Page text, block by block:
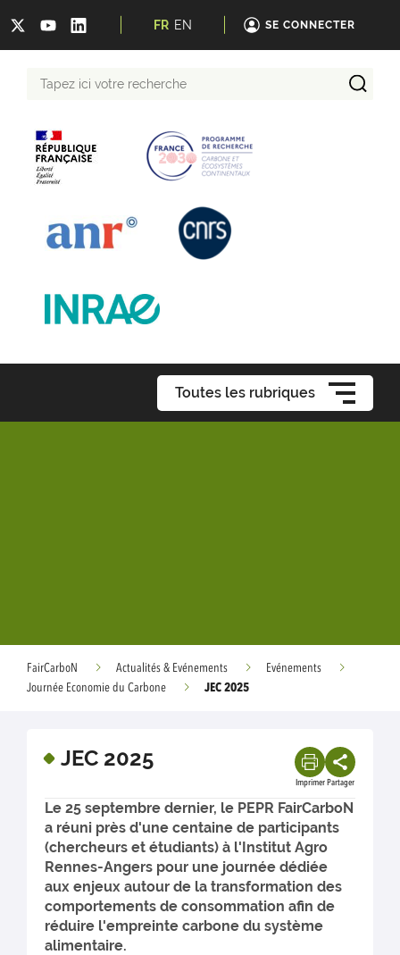
FR EN SE CONNECTER
recherche
Toutes les rubriques
FairCarboN Actualités & Evénements
Evénements
Journée Economie du Carbone
JEC 2025
JEC 2025
Imprimer Partager
Le 25 septembre dernier, le PEPR FairCarboN
a réuni près d'une centaine de participants
(chercheurs et étudiants) à l'Institut Agro
Rennes-Angers pour une journée dédiée
aux enjeux autour de la transformation des
comportements de consommation afin de
réduire l'empreinte carbone du système
alimentaire.